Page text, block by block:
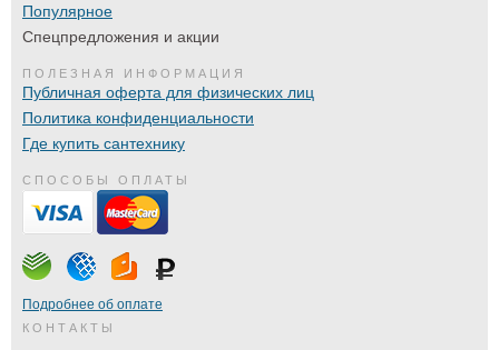
Популярное
Спецпредложения и акции
ПОЛЕЗНАЯ ИНФОРМАЦИЯ
Публичная оферта для физических лиц
Политика конфиденциальности
Где купить сантехнику
СПОСОБЫ ОПЛАТЫ
Подробнее об оплате
КОНТАКТЫ